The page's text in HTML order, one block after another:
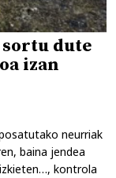
sortu dute
izan
neurriak
baina jendea
kontrola